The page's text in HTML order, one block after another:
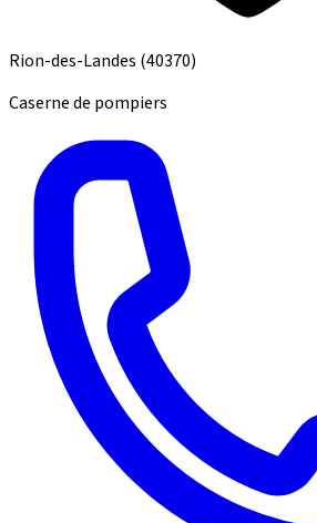
Rion-des-Landes (40370)
Caserne de pompiers